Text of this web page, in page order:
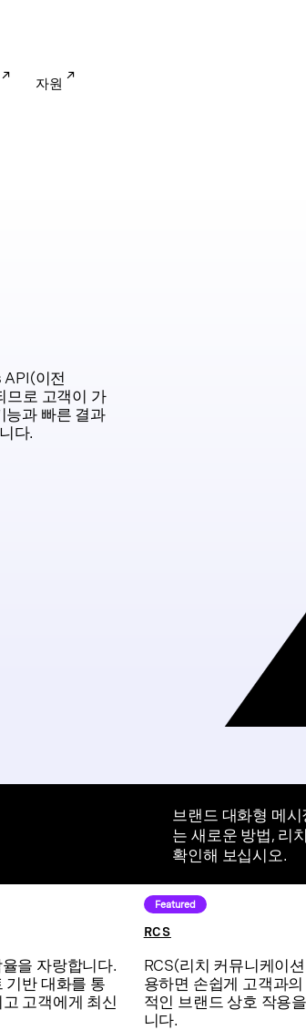
자원
API(이전
므로 고객이 가
능과 빠른 결과
다.
브랜드 대화형 메
는 새로운 방법, 리
확인해 보십시오.
을 자랑합니다.
기반 대화를 통
고객에게 최신
Featured
RCS
RCS(리치 커뮤니케이
용하면 손쉽게 고객과
적인 브랜드 상호 작용
니다.